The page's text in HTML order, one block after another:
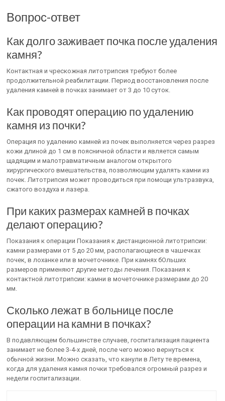
Вопрос-ответ
Как долго заживает почка после удаления
камня?
Контактная и чрескожная литотрипсия требуют более
продолжительной реабилитации. Период восстановления после
удаления камней в почках занимает от 3 до 10 суток.
Как проводят операцию по удалению
камня из почки?
Операция по удалению камней из почек выполняется через разрез
кожи длиной до 1 см в поясничной области и является самым
щадящим и малотравматичным аналогом открытого
хирургического вмешательства, позволяющим удалять камни из
почек. Литотрипсия может проводиться при помощи ультразвука,
сжатого воздуха и лазера.
При каких размерах камней в почках
делают операцию?
Показания к операции Показания к дистанционной литотрипсии:
камни размерами от 5 до 20 мм, располагающиеся в чашечках
почек, в лоханке или в мочеточнике. При камнях бОльших
размеров применяют другие методы лечения. Показания к
контактной литотрипсии: камни в мочеточнике размерами до 20
мм.
Сколько лежат в больнице после
операции на камни в почках?
В подавляющем большинстве случаев, госпитализация пациента
занимает не более 3-4-х дней, после чего можно вернуться к
обычной жизни. Можно сказать, что канули в Лету те времена,
когда для удаления камня почки требовался огромный разрез и
недели госпитализации.